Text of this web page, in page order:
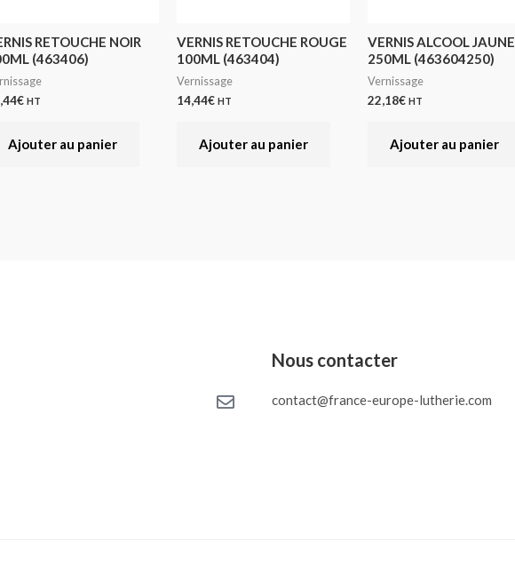
RETOUCHE NOIR
(463406)
€ HT
Ajouter au panier
VERNIS RETOUCHE ROUGE
100ML (463404)
Vernissage
14,44€ HT
Ajouter au panier
VERNIS ALCOOL JAUNE
250ML (463604250)
Vernissage
22,18€ HT
Ajouter au panier
Nous contacter
contact@france-europe-lutherie.com